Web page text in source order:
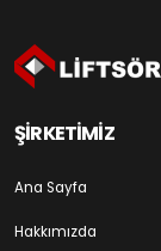
ŞİRKETİMİZ
Ana Sayfa
Hakkımızda